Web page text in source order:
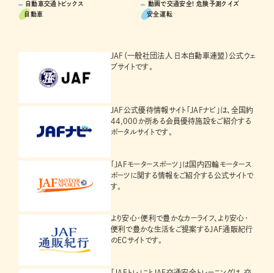
自動車交通トピックス
自動車
動画で交通安全! 危険予測クイズ
安全運転
JAF（一般社団法人 日本自動車連盟）公式ウェ
ブサイトです。
JAF公式優待情報サイト「JAFナビ」は、全国約
44,000か所ある会員優待施設をご紹介する
ポータルサイトです。
「JAFモータースポーツ」は国内四輪モータース
ポーツに関する情報をご紹介する公式サイトで
す。
より安心・便利で豊かなカーライフ、より安心・
便利で豊かな生活をご提案するJAF通販紀行
のECサイトです。